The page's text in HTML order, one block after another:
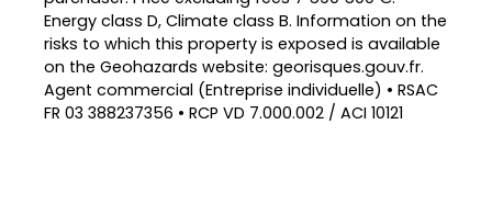
Energy class D, Climate class B. Information on the
risks to which this property is exposed is available
on the Geohazards website: georisques.gouv.fr.
Agent commercial (Entreprise individuelle) • RSAC
FR 03 388237356 • RCP VD 7.000.002 / ACI 10121